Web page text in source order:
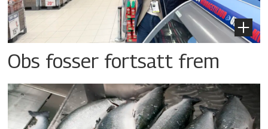
Obs fosser fortsatt frem